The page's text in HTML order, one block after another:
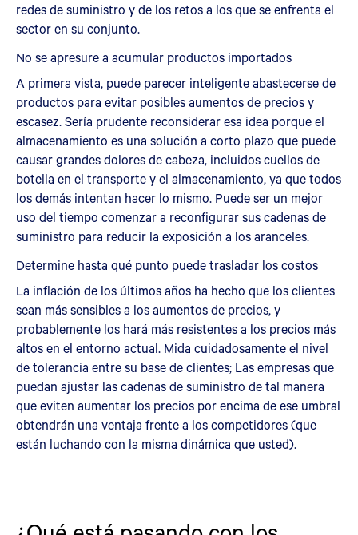
redes de suministro y de los retos a los que se enfrenta el
sector en su conjunto.
No se apresure a acumular productos importados
A primera vista, puede parecer inteligente abastecerse de
productos para evitar posibles aumentos de precios y
escasez. Sería prudente reconsiderar esa idea porque el
almacenamiento es una solución a corto plazo que puede
causar grandes dolores de cabeza, incluidos cuellos de
botella en el transporte y el almacenamiento, ya que todos
los demás intentan hacer lo mismo. Puede ser un mejor
uso del tiempo comenzar a reconfigurar sus cadenas de
suministro para reducir la exposición a los aranceles.
Determine hasta qué punto puede trasladar los costos
La inflación de los últimos años ha hecho que los clientes
sean más sensibles a los aumentos de precios, y
probablemente los hará más resistentes a los precios más
altos en el entorno actual. Mida cuidadosamente el nivel
de tolerancia entre su base de clientes; Las empresas que
puedan ajustar las cadenas de suministro de tal manera
que eviten aumentar los precios por encima de ese umbral
obtendrán una ventaja frente a los competidores (que
están luchando con la misma dinámica que usted).